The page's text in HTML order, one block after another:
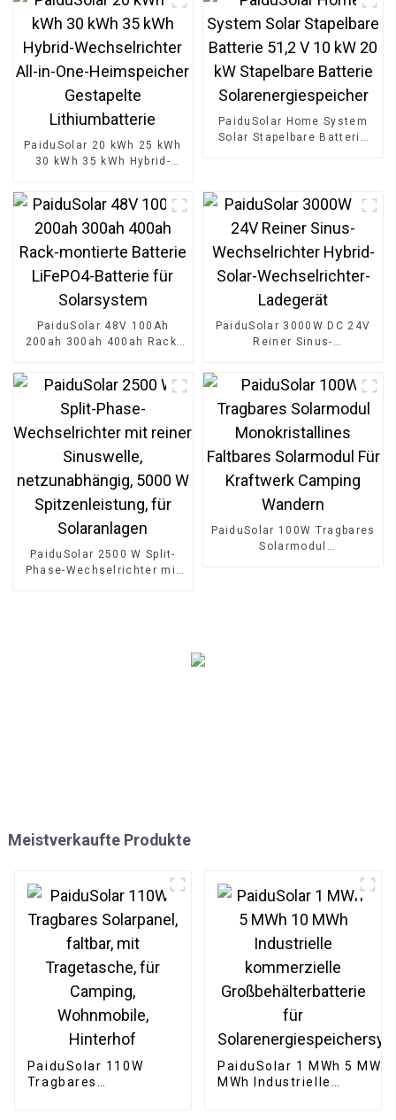
PaiduSolar 20 kWh 25 kWh
30 kWh 35 kWh Hybrid-
Lithiumbatterie
PaiduSolar Home System
Solar Stapelbare Batterie
PaiduSolar 48V 100Ah
200ah 300ah 400ah Rack-
PaiduSolar 3000W DC 24V
Reiner Sinus-
Ladegerät
PaiduSolar 2500 W Split-
Phase-Wechselrichter mit
PaiduSolar 100W Tragbares
Solarmodul
Meistverkaufte Produkte
PaiduSolar 110W
Tragbares
PaiduSolar 1 MWh 5 MWh
MWh Industrielle